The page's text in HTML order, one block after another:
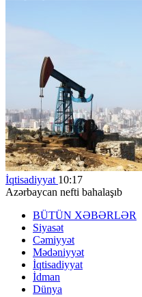
İqtisadiyyat 10:17
Azərbaycan nefti bahalaşıb
BÜTÜN XƏBƏRLƏR
Siyasət
Cəmiyyət
Mədəniyyət
İqtisadiyyat
İdman
Dünya